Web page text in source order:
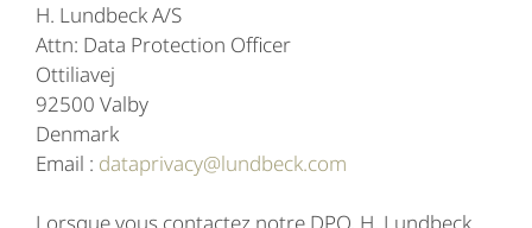
H. Lundbeck A/S
Attn: Data Protection Officer
Ottiliavej
92500 Valby
Denmark
Email : dataprivacy@lundbeck.com